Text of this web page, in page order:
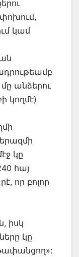
կամ
անձերու
կողմէ)
կը
հայ
որ բոլոր
իսկ
կը